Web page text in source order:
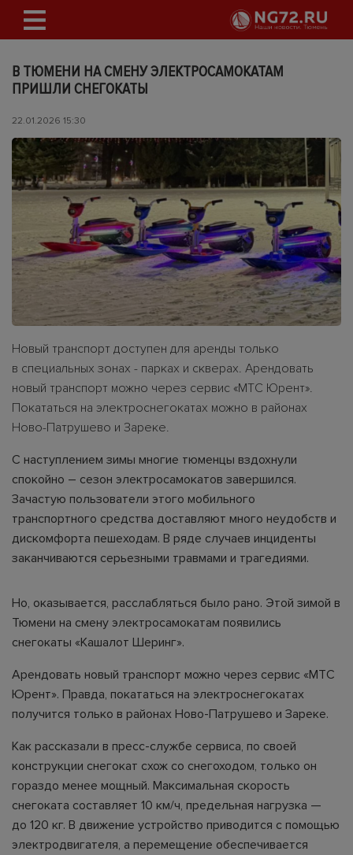
В ТЮМЕНИ НА СМЕНУ ЭЛЕКТРОСАМОКАТАМ
ПРИШЛИ СНЕГОКАТЫ
22.01.2026 15:30
Новый транспорт доступен для аренды только
в специальных зонах - парках и скверах. Арендовать
новый транспорт можно через сервис «МТС Юрент».
Покататься на электроснегокатах можно в районах
Ново-Патрушево и Зареке.
С наступлением зимы многие тюменцы вздохнули
спокойно – сезон электросамокатов завершился.
Зачастую пользователи этого мобильного
транспортного средства доставляют много неудобств и
дискомфорта пешеходам. В ряде случаев инциденты
заканчиваются серьезными травмами и трагедиями.
Но, оказывается, расслабляться было рано. Этой зимой в
Тюмени на смену электросамокатам появились
снегокаты «Кашалот Шеринг».
Арендовать новый транспорт можно через сервис «МТС
Юрент». Правда, покататься на электроснегокатах
получится только в районах Ново-Патрушево и Зареке.
Как рассказали в пресс-службе сервиса, по своей
конструкции снегокат схож со снегоходом, только он
гораздо менее мощный. Максимальная скорость
снегоката составляет 10 км/ч, предельная нагрузка —
до 120 кг. В движение устройство приводится с помощью
электродвигателя, а перемещение обеспечивается